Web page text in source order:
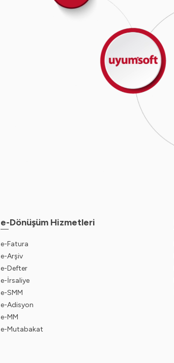
e-Dönüşüm Hizmetleri
e-Fatura
e-Arşiv
e-Defter
e-İrsaliye
e-SMM
e-Adisyon
e-MM
e-Mutabakat